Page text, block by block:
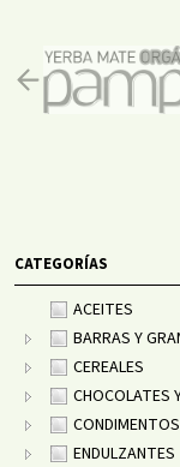
CATEGORÍAS
ACEITES
BARRAS Y
CEREALES
CHOCOLATES
ENDULZANTES